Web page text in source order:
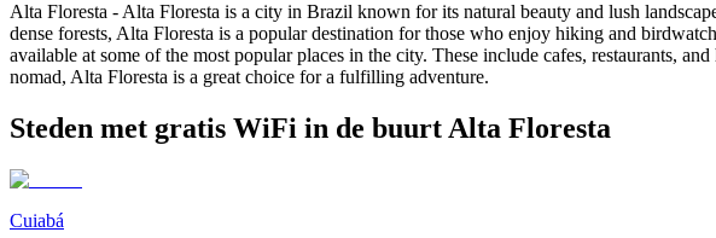
Alta Floresta - Alta Floresta is a city in Brazil known for its natural beauty and lush
dense forests, Alta Floresta is a popular destination for those who enjoy hiking and
available at some of the most popular places in the city. These include cafes, restaurants,
nomad, Alta Floresta is a great choice for a fulfilling adventure.
Steden met gratis WiFi in de buurt Alta Floresta
Cuiabá